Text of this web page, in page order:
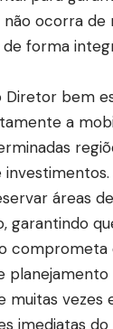
ocorra de
forma
Diretor bem
a
áreas
garantindo
comprometa
planejamento
muitas vezes
imediatas do